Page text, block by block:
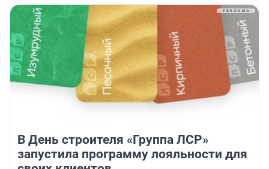
В День строителя «Группа ЛСР»
запустила программу лояльности для